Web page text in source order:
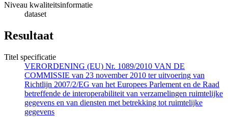
Niveau kwaliteitsinformatie
dataset
Resultaat
Titel specificatie
VERORDENING (EU) Nr. 1089/2010 VAN DE
COMMISSIE van 23 november 2010 ter uitvoering van
Richtlijn 2007/2/EG van het Europees Parlement en de Raad
betreffende de interoperabiliteit van verzamelingen ruimtelijke
gegevens en van diensten met betrekking tot ruimtelijke
gegevens